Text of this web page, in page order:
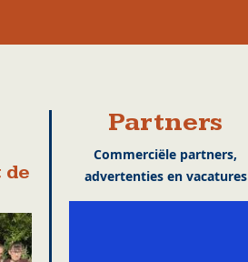
de
Partners
Commerciële partners,
advertenties en vacatures